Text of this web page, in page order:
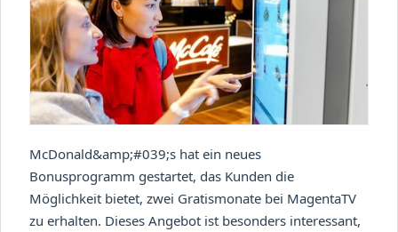
McDonald&amp;#039;s hat ein neues
Bonusprogramm gestartet, das Kunden die
Möglichkeit bietet, zwei Gratismonate bei MagentaTV
zu erhalten. Dieses Angebot ist besonders interessant,